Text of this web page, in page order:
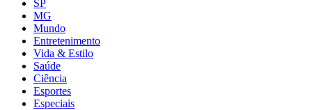
SP
MG
Mundo
Entretenimento
Vida & Estilo
Saúde
Ciência
Esportes
Especiais